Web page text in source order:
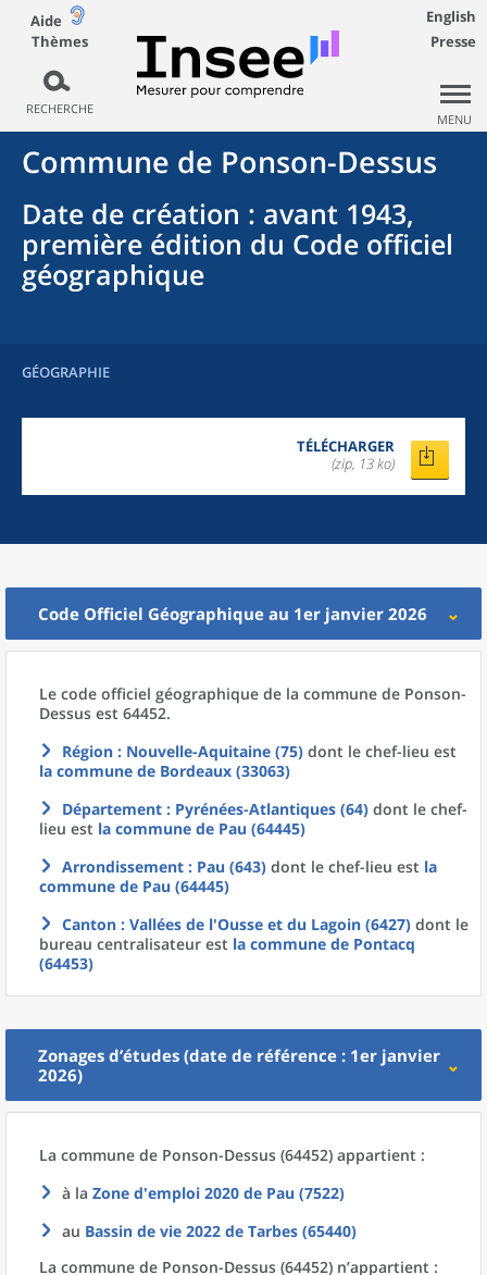
Aide
Thèmes
RECHERCHE
English
Presse
MENU
Commune de Ponson-Dessus
Date de création : avant 1943,
première édition du Code officiel
géographique
GÉOGRAPHIE
TÉLÉCHARGER
(zip, 13 ko)
Code Officiel Géographique au 1er janvier 2026
Le code officiel géographique de la commune de Ponson-
Dessus est 64452.
Région : Nouvelle-Aquitaine (75) dont le chef-lieu est
la commune de Bordeaux (33063)
Département : Pyrénées-Atlantiques (64) dont le chef-
lieu est la commune de Pau (64445)
Arrondissement : Pau (643) dont le chef-lieu est la
commune de Pau (64445)
Canton : Vallées de l'Ousse et du Lagoin (6427) dont le
bureau centralisateur est la commune de Pontacq
(64453)
Zonages d’études (date de référence : 1er janvier
2026)
La commune de Ponson-Dessus (64452) appartient :
à la Zone d'emploi 2020 de Pau (7522)
au Bassin de vie 2022 de Tarbes (65440)
La commune de Ponson-Dessus (64452) n’appartient :